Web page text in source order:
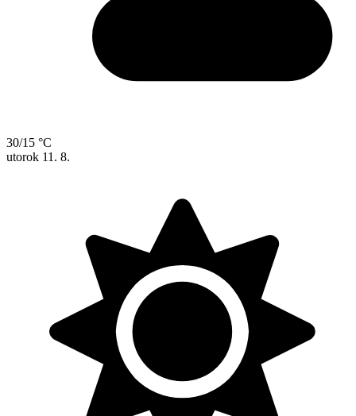
30/15 °C
utorok 11. 8.